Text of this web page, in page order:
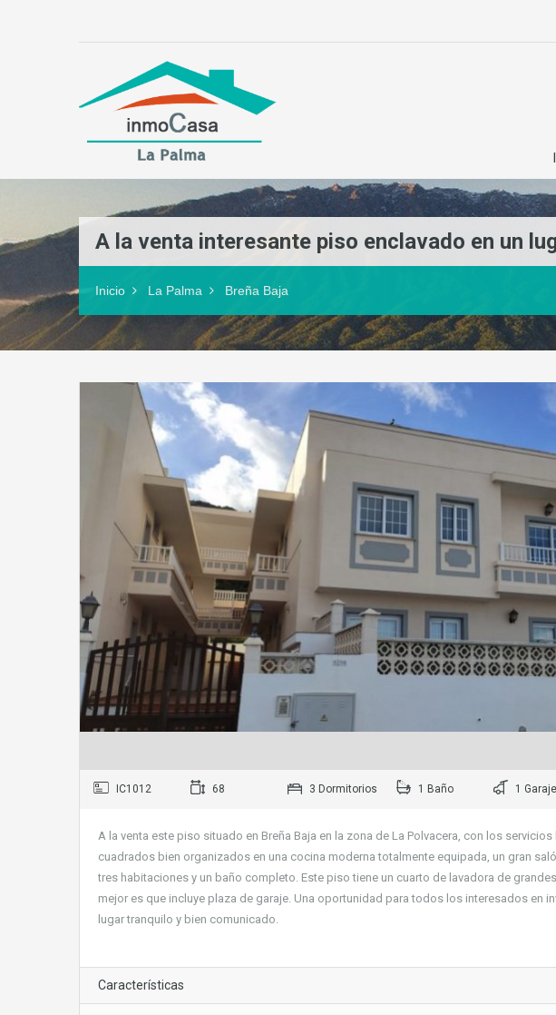
A la venta interesante piso enclavado en un
Inicio La Palma Breña Baja
IC1012 68 3 Dormitorios 1 Baño 1 Garaje
A la venta este piso situado en Breña Baja en la zona de La Polvacera, con los
cuadrados bien organizados en una cocina moderna totalmente equipada, un gran
tres habitaciones y un baño completo. Este piso tiene un cuarto de lavadora de
mejor es que incluye plaza de garaje. Una oportunidad para todos los interesados en
lugar tranquilo y bien comunicado.
Características